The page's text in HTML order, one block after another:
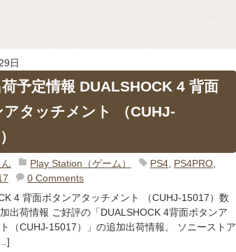
日
予定情報 DUALSHOCK 4 背面
アタッチメント （CUHJ-
Play Station（ゲーム） PS4, PS4PRO,
0 Comments
4 背面ボタンアタッチメント （CUHJ-15017）数
出荷情報 ご好評の「DUALSHOCK 4背面ボタンア
（CUHJ-15017）」の追加出荷情報。 ソニーストア